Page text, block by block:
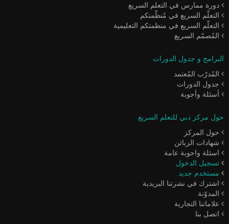
دورة ممارس في التعلم السريع
التعلّم السريع في مُنظّمتكم
التعلّم السريع في منظمتكم التعليمية
المُصمّم السريع
البرامج و جدول الدورات
المُدرّب المُعتمد
جدول الدورات
أسئلة وأجوبة
حول مركز دبي للتعلم السريع
حول المركز
شهادات الزبائن
اسئلة واجوبة عامة
تسجيل الدخول
مستخدم جديد
اشترك في نشرتنا البريدية
المدوّنة
علاماتنا التجارية
اتصل بنا